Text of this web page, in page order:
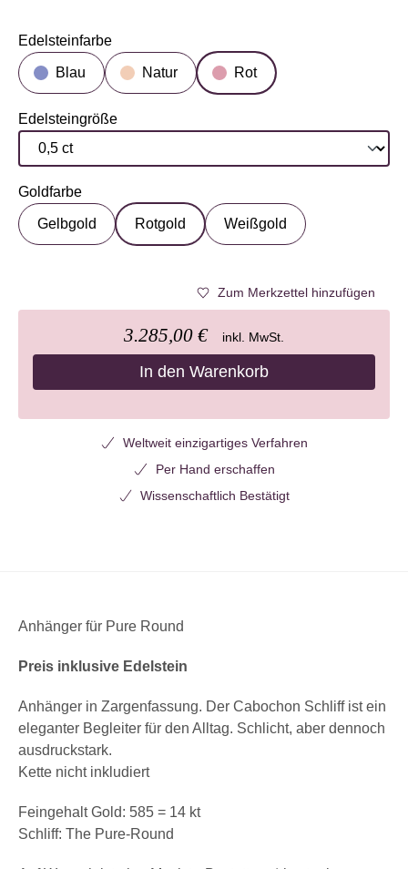
Edelsteinfarbe
auswählen
Blau
Natur Rot
Edelsteingröße
auswählen
Goldfarbe
auswählen
Gelbgold
Rotgold Weißgold
Zum Merkzettel hinzufügen
3.285,00 € inkl. MwSt.
In den Warenkorb
Weltweit einzigartiges Verfahren
Per Hand erschaffen
Wissenschaftlich Bestätigt
Anhänger für Pure Round
Preis inklusive Edelstein
Anhänger in Zargenfassung. Der Cabochon Schliff ist ein
eleganter Begleiter für den Alltag. Schlicht, aber dennoch
ausdruckstark.
Kette nicht inkludiert
Feingehalt Gold: 585 = 14 kt
Schliff: The Pure-Round